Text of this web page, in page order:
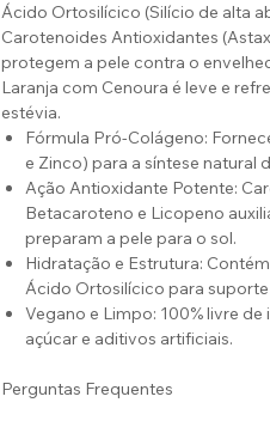
Ácido Ortosilícico (Silício de alta
Carotenoides Antioxidantes
protegem a pele contra o
Laranja com Cenoura é leve e
estévia.
Fórmula Pró-Colágeno:
e Zinco) para a síntese natural
Ação Antioxidante Potente:
Betacaroteno e Licopeno
preparam a pele para o sol.
Hidratação e Estrutura:
Ácido Ortosilícico para suporte
Vegano e Limpo: 100% livre
açúcar e aditivos artificiais.
Perguntas Frequentes